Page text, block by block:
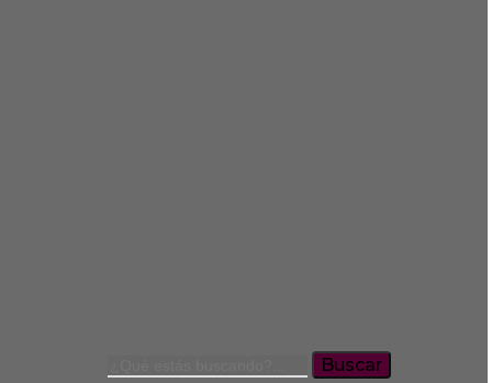
Buscar